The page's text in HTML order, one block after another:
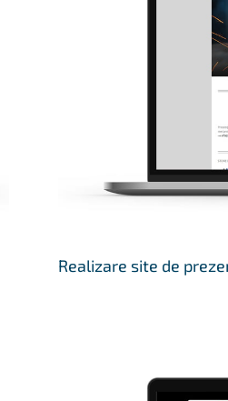
Realizare site de